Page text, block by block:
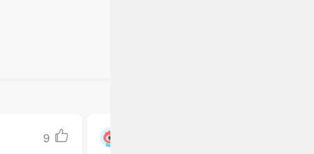
最高法
民权的
9